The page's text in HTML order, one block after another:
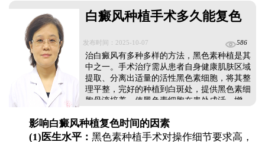
白癜风种植手术多久能复色
发布时间：2025-10-07 586
治白癜风有多种多样的方法，黑色素种植是其
中之一。手术治疗需从患者自身健康肌肤区域
提取、分离出适量的活性黑色素细胞，将其整
理平整，完好的种植到白斑处，提供黑色素细
胞母液培养，使黑色素细胞在患处成活、增
况下，数月时间逐步恢复健康肤色，具体复色
时间与医生水平、术后护理等因素有关。...
影响白癜风种植复色时间的因素
(1)医生水平： 黑色素种植手术对操作细节要求高，